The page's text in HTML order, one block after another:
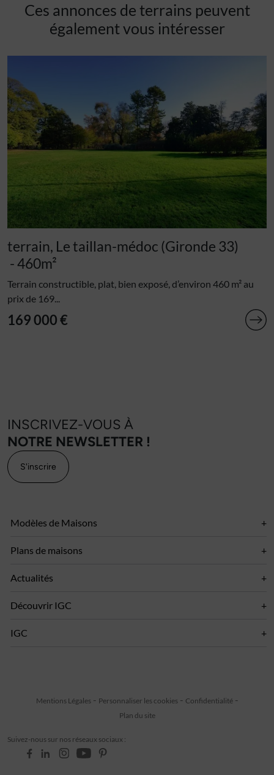
Ces annonces de terrains peuvent
également vous intéresser
terrain, Le taillan-médoc (Gironde 33)
- 460m²
Terrain constructible, plat, bien exposé, d’environ 460 m² au
prix de 169...
169 000 €
INSCRIVEZ-VOUS À
NOTRE NEWSLETTER !
S'inscrire
Modèles de Maisons
Plans de maisons
Actualités
Découvrir IGC
IGC
Suivez-nous sur nos réseaux sociaux :
Mentions Légales Personnaliser les cookies
Confidentialité
Plan du site